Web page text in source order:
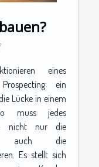
eines
ein
Lücke in einem
muss jedes
nicht nur die
auch die
Es stellt sich